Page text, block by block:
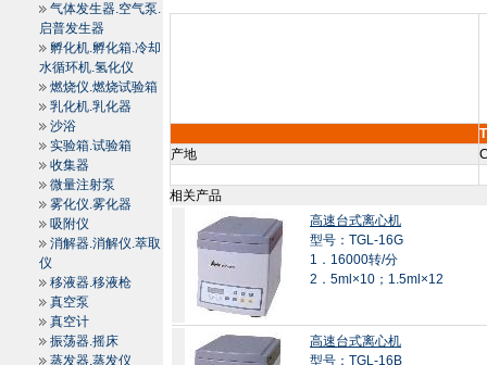
气体发生器.空气泵.
启普发生器
孵化机.孵化箱.冷却
水循环机.氢化仪
燃烧仪.燃烧试验箱
乳化机.乳化器
沙浴
实验箱.试验箱
收集器
微量注射泵
雾化仪.雾化器
吸附仪
消解器.消解仪.萃取
仪
移液器.移液枪
真空泵
真空计
振荡器.摇床
蒸发器.蒸发仪
产地
相关产品
高速台式离心机
型号：TGL-16G
1．16000转/分
2．5ml×10；1.5ml×12
高速台式离心机
型号：TGL-16B